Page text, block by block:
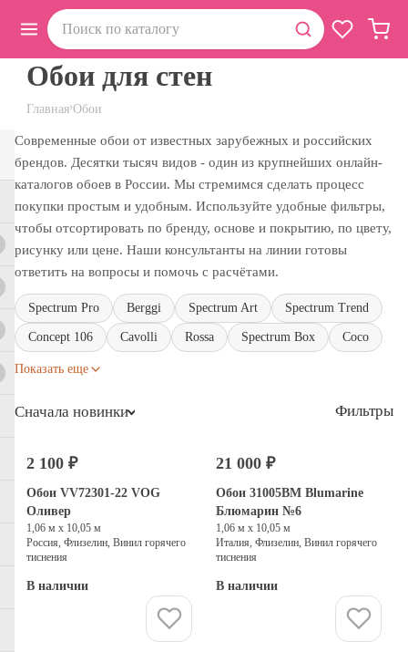
Главная›Обои
Обои для стен
Современные обои от известных зарубежных и российских
брендов. Десятки тысяч видов - один из крупнейших онлайн-
каталогов обоев в России. Мы стремимся сделать процесс
покупки простым и удобным. Используйте удобные фильтры,
чтобы отсортировать по бренду, основе и покрытию, по цвету,
рисунку или цене. Наши консультанты на линии готовы
ответить на вопросы и помочь с расчётами.
Spectrum Pro Berggi Spectrum Art Spectrum Trend
Concept 106 Cavolli Rossa Spectrum Box Coco
Показать еще
Сначала новинки Фильтры
Выбор дизайнеров
2 100 ₽
Обои VV72301-22 VOG
Оливер
1,06 м х 10,05 м
Россия, Флизелин, Винил горячего
тиснения
В наличии
21 000 ₽
Обои 31005BM Blumarine
Блюмарин №6
1,06 м х 10,05 м
Италия, Флизелин, Винил горячего
тиснения
В наличии